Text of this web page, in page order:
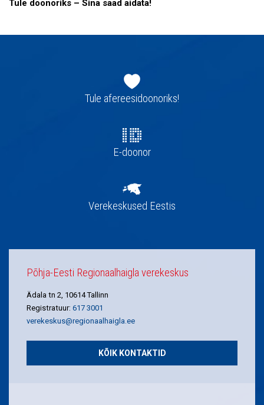
Tule doonoriks – Sina saad aidata!
navigatsioonTule afereesidoonoriks!
E-doonor
Verekeskused Eestis
Põhja-Eesti Regionaalhaigla verekeskus
Ädala tn 2, 10614 Tallinn
Registratuur: 617 3001
verekeskus@regionaalhaigla.ee
KÕIK KONTAKTID